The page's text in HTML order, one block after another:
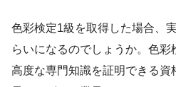
色彩検定1級を取得した場合、
らいになるのでしょうか。色彩
高度な専門知識を証明できる資